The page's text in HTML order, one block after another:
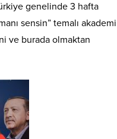
genelinde 3 hafta
sensin” temalı akademi
ve burada olmaktan